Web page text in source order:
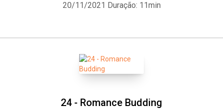
20/11/2021 Duração: 11min
24 - Romance Budding